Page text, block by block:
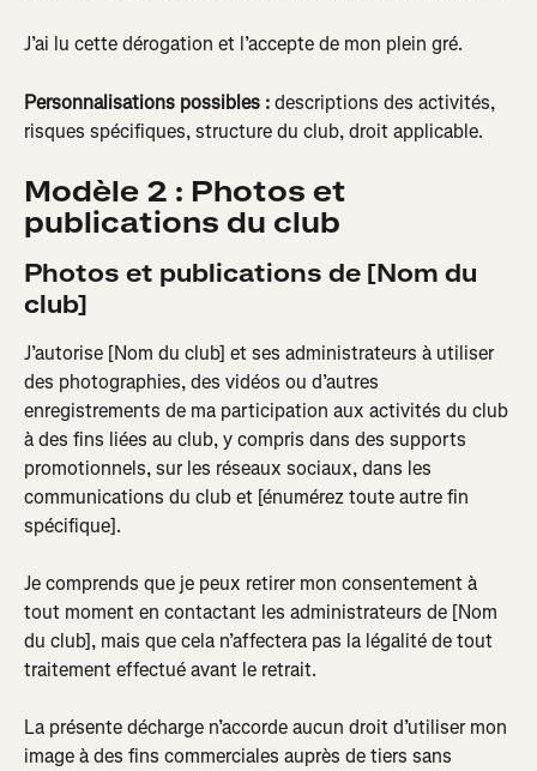
J’ai lu cette dérogation et l’accepte de mon plein gré.
Personnalisations possibles : descriptions des activités,
risques spécifiques, structure du club, droit applicable.
Modèle 2 : Photos et
publications du club
Photos et publications de [Nom du
club]
J’autorise [Nom du club] et ses administrateurs à utiliser
des photographies, des vidéos ou d’autres
enregistrements de ma participation aux activités du club
à des fins liées au club, y compris dans des supports
promotionnels, sur les réseaux sociaux, dans les
communications du club et [énumérez toute autre fin
spécifique].
Je comprends que je peux retirer mon consentement à
tout moment en contactant les administrateurs de [Nom
du club], mais que cela n’affectera pas la légalité de tout
traitement effectué avant le retrait.
La présente décharge n’accorde aucun droit d’utiliser mon
image à des fins commerciales auprès de tiers sans